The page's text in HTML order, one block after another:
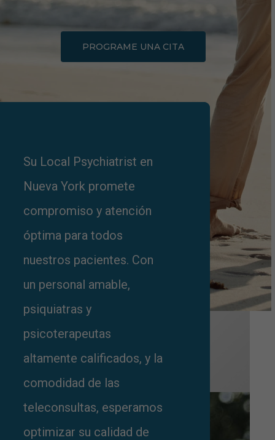
PROGRAME UNA CITA
Su Local Psychiatrist en
Nueva York promete
compromiso y atención
óptima para todos
nuestros pacientes. Con
un personal amable,
psiquiatras y
psicoterapeutas
altamente calificados, y la
comodidad de las
teleconsultas, esperamos
optimizar su calidad de